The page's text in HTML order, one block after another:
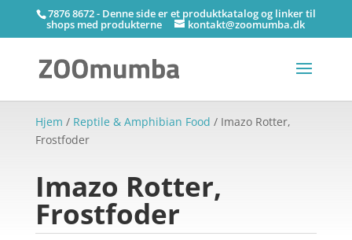
7876 8672 - Denne side er et produktkatalog og linker til
shops med produkterne kontakt@zoomumba.dk
Hjem / Reptile & Amphibian Food / Imazo Rotter,
Frostfoder
Imazo Rotter,
Frostfoder